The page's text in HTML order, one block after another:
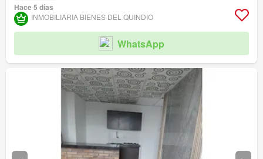
Hace 5 días
INMOBILIARIA BIENES DEL QUINDIO
WhatsApp